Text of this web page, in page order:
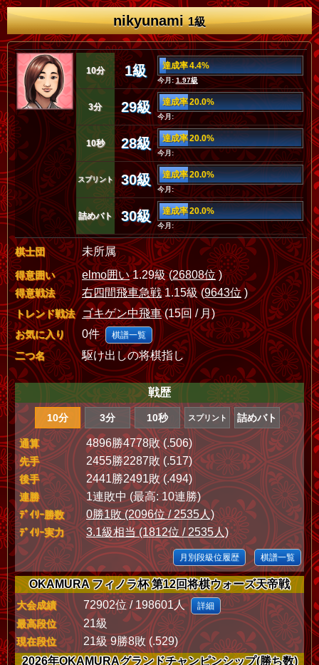
nikyunami1級
10分 1級 達成率 4.4%
今月:1.97級
3分 29級 達成率 20.0%
今月:
10秒 28級 達成率 20.0%
今月:
スプリント 30級 達成率 20.0%
今月:
詰めバト 30級 達成率 20.0%
今月:
棋士団 未所属
得意囲い elmo囲い1.29級 (26808位)
得意戦法 右四間飛車急戦1.15級 (9643位)
トレンド戦法 ゴキゲン中飛車(15回 / 月)
お気に入り 0件 棋譜一覧
二つ名 駆け出しの将棋指し
戦歴
10分 3分 10秒 スプリント 詰めバト
通算 4896勝4778敗 (.506)
先手 2455勝2287敗 (.517)
後手 2441勝2491敗 (.494)
連勝 1連敗中 (最高: 10連勝)
ﾃﾞｲﾘｰ勝数 0勝1敗 (2096位 / 2535人)
ﾃﾞｲﾘｰ実力 3.1級相当 (1812位 / 2535人)
月別段級位履歴 棋譜一覧
OKAMURA フィノラ杯 第12回将棋ウォーズ天帝戦
大会成績 72902位 / 198601人 詳細
最高段位 21級
現在段位
21級 9勝8敗 (.529)
2026年OKAMURAグランドチャンピンシップ(勝ち数)